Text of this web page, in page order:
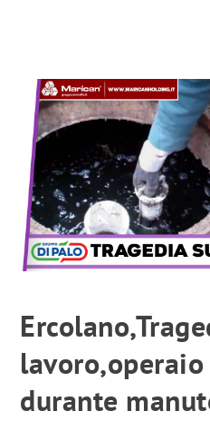
durante